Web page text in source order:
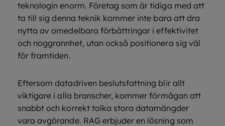
teknologin enorm. Företag som är tidiga med att
ta till sig denna teknik kommer inte bara att dra
nytta av omedelbara förbättringar i effektivitet
och noggrannhet, utan också positionera sig väl
för framtiden.
Eftersom datadriven beslutsfattning blir allt
viktigare i alla branscher, kommer förmågan att
snabbt och korrekt tolka stora datamängder
vara avgörande. RAG erbjuder en lösning som